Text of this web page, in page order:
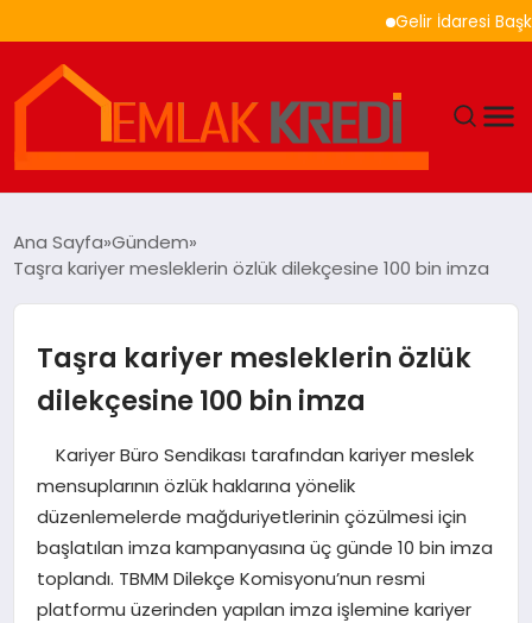
Gelir İdaresi
EKONOMI
DÜNYA
EĞITIM
MAGAZIN
SAĞLIK
SIYASET
Ana Sayfa Gündem
Taşra kariyer mesleklerin özlük dilekçesine 100 bin imza
Taşra kariyer mesleklerin özlük
dilekçesine 100 bin imza
Kariyer Büro Sendikası tarafından kariyer meslek
mensuplarının özlük haklarına yönelik
düzenlemelerde mağduriyetlerinin çözülmesi için
başlatılan imza kampanyasına üç günde 10 bin imza
toplandı. TBMM Dilekçe Komisyonu’nun resmi
platformu üzerinden yapılan imza işlemine kariyer